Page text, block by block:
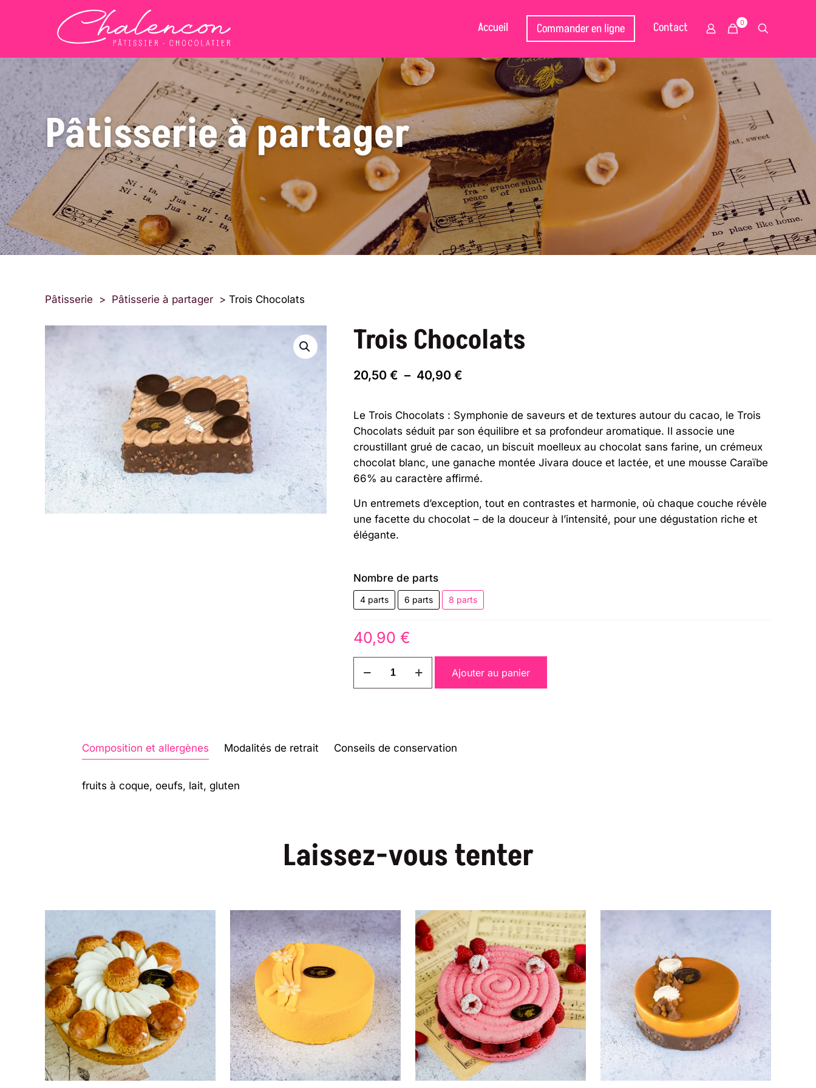
Accueil Commander en ligne Contact 0
Pâtisserie à partager
Pâtisserie > Pâtisserie à partager > Trois Chocolats
Trois Chocolats
20,50 € – 40,90 €
20,50 €
à
40,90 €
Le Trois Chocolats : Symphonie de saveurs et de textures autour du cacao, le Trois
Chocolats séduit par son équilibre et sa profondeur aromatique. Il associe une
croustillant grué de cacao, un biscuit moelleux au chocolat sans farine, un crémeux
chocolat blanc, une ganache montée Jivara douce et lactée, et une mousse Caraïbe
66% au caractère affirmé.
Un entremets d’exception, tout en contrastes et harmonie, où chaque couche révèle
une facette du chocolat – de la douceur à l’intensité, pour une dégustation riche et
élégante.
Nombre de parts
4 parts 6 parts 8 parts
40,90 €
Ajouter au panier
Composition et allergènes Modalités de retrait Conseils de conservation
fruits à coque, oeufs, lait, gluten
Laissez-vous tenter